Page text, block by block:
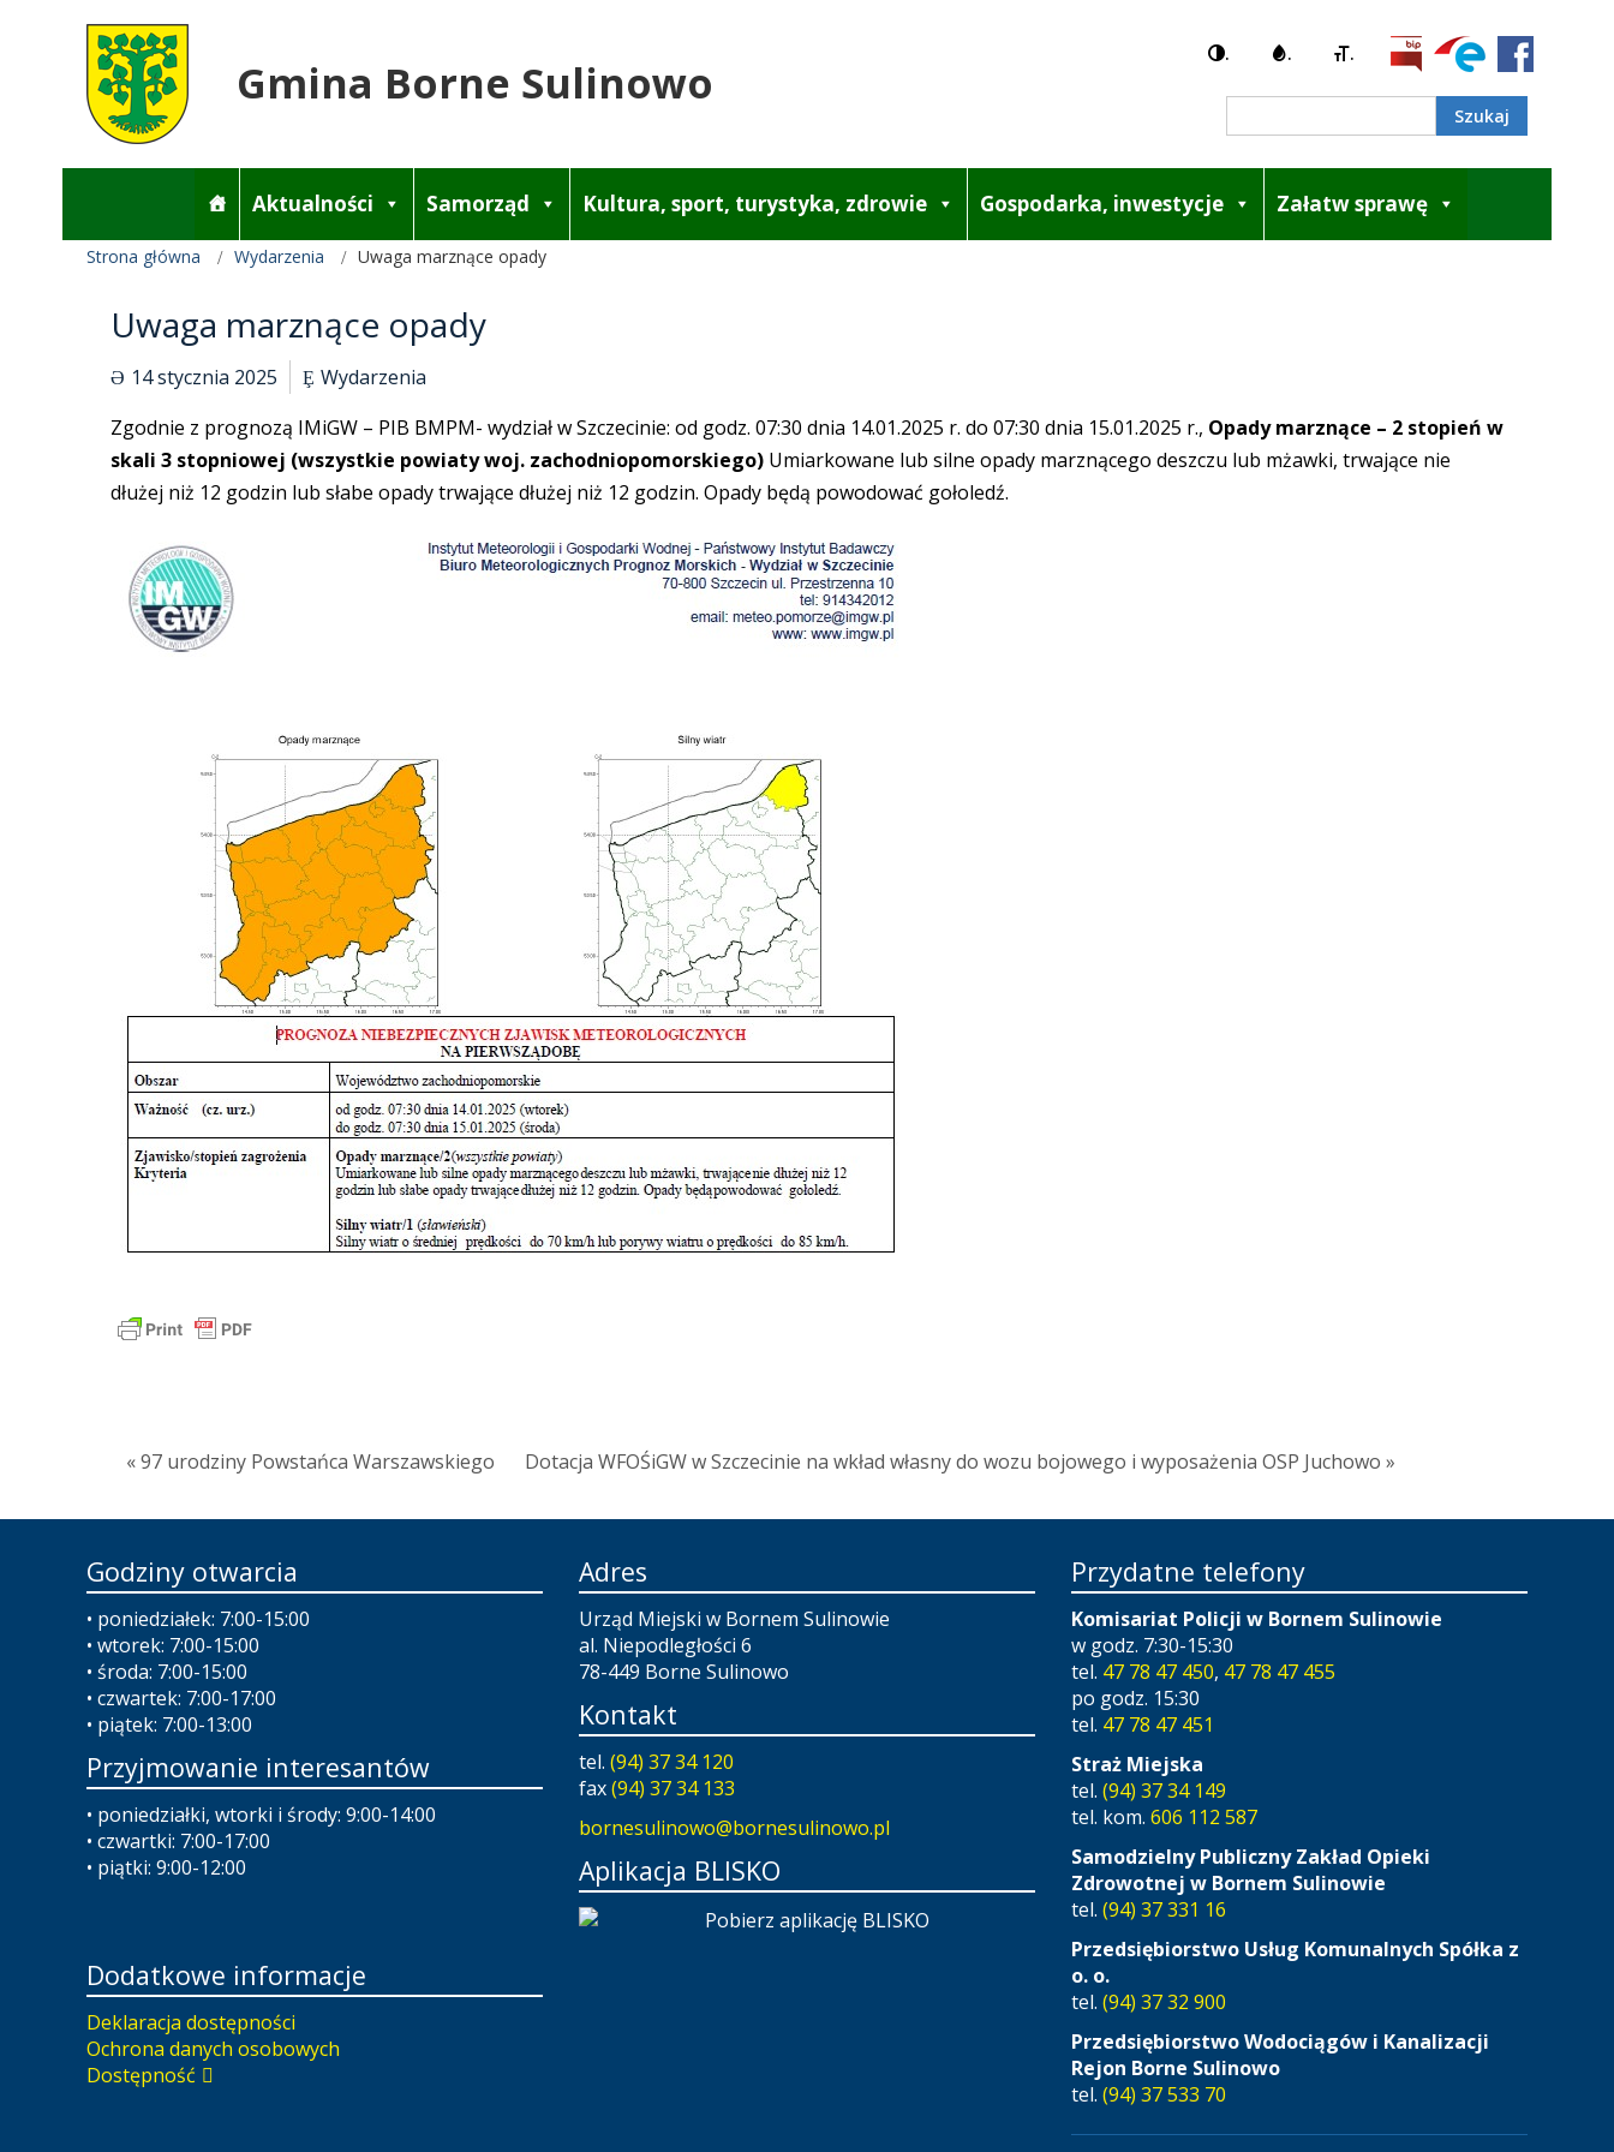
Gmina Borne Sulinowo
. . .
Aktualności Samorząd Kultura, sport, turystyka, zdrowie Gospodarka, inwestycje Załatw sprawę
Strona główna Wydarzenia Uwaga marznące opady
Uwaga marznące opady
14 stycznia 2025
Wydarzenia
Zgodnie z prognozą IMiGW – PIB BMPM- wydział w Szczecinie: od godz. 07:30 dnia 14.01.2025 r. do 07:30 dnia 15.01.2025 r., Opady marznące – 2 stopień w
skali 3 stopniowej (wszystkie powiaty woj. zachodniopomorskiego) Umiarkowane lub silne opady marznącego deszczu lub mżawki, trwające nie
dłużej niż 12 godzin lub słabe opady trwające dłużej niż 12 godzin. Opady będą powodować gołoledź.
« 97 urodziny Powstańca Warszawskiego Dotacja WFOŚiGW w Szczecinie na wkład własny do wozu bojowego i wyposażenia OSP Juchowo »
Godziny otwarcia
• poniedziałek: 7:00-15:00
• wtorek: 7:00-15:00
• środa: 7:00-15:00
• czwartek: 7:00-17:00
• piątek: 7:00-13:00
Przyjmowanie interesantów
• poniedziałki, wtorki i środy: 9:00-14:00
• czwartki: 7:00-17:00
• piątki: 9:00-12:00
Dodatkowe informacje
Deklaracja dostępności
Ochrona danych osobowych
Dostępność
Adres
Urząd Miejski w Bornem Sulinowie
al. Niepodległości 6
78-449 Borne Sulinowo
Kontakt
tel. (94) 37 34 120
fax(94) 37 34 133
bornesulinowo@bornesulinowo.pl
Aplikacja BLISKO
Przydatne telefony
Komisariat Policji w Bornem Sulinowie
w godz. 7:30-15:30
tel. 47 78 47 450, 47 78 47 455
po godz. 15:30
tel. 47 78 47 451
Straż Miejska
tel. (94) 37 34 149
tel. kom. 606 112 587
Samodzielny Publiczny Zakład Opieki
Zdrowotnej w Bornem Sulinowie
tel. (94) 37 331 16
Przedsiębiorstwo Usług Komunalnych Spółka z
o. o.
tel. (94) 37 32 900
Przedsiębiorstwo Wodociągów i Kanalizacji
Rejon Borne Sulinowo
tel. (94) 37 533 70